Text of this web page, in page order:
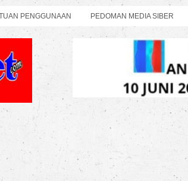
PENGGUNAAN PEDOMAN MEDIA SIBER